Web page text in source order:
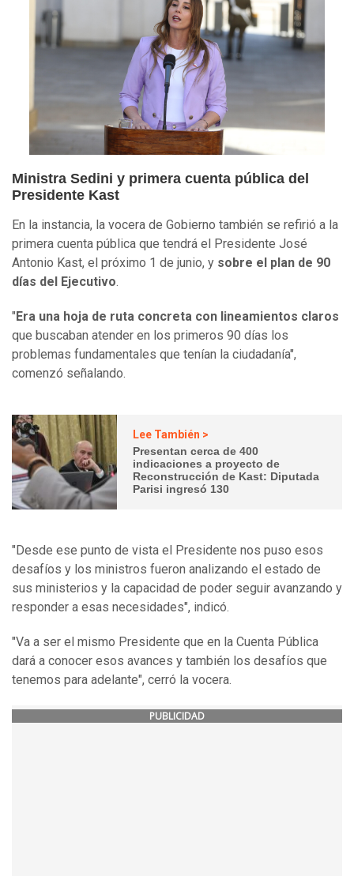
Ministra Sedini y primera cuenta pública del
Presidente Kast
En la instancia, la vocera de Gobierno también se refirió a la
primera cuenta pública que tendrá el Presidente José
Antonio Kast, el próximo 1 de junio, y sobre el plan de 90
días del Ejecutivo.
"Era una hoja de ruta concreta con lineamientos claros
que buscaban atender en los primeros 90 días los
problemas fundamentales que tenían la ciudadanía",
comenzó señalando.
Lee También >
Presentan cerca de 400
indicaciones a proyecto de
Reconstrucción de Kast: Diputada
Parisi ingresó 130
"Desde ese punto de vista el Presidente nos puso esos
desafíos y los ministros fueron analizando el estado de
sus ministerios y la capacidad de poder seguir avanzando y
responder a esas necesidades", indicó.
"Va a ser el mismo Presidente que en la Cuenta Pública
dará a conocer esos avances y también los desafíos que
tenemos para adelante", cerró la vocera.
PUBLICIDAD